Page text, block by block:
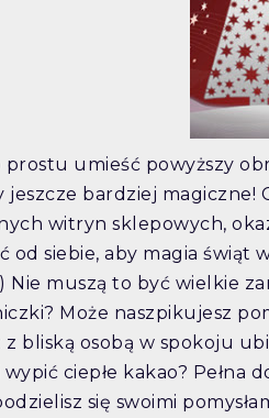
prostu umieść powyższy
jeszcze bardziej
witryn sklepowych,
od siebie, aby magia świąt
Nie muszą to być wielkie
Może naszpikujesz
z bliską osobą w spokoju
wypić ciepłe kakao? Pełna
się swoimi